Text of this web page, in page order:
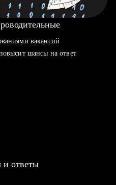
вакансий
шансы на ответ
ответы